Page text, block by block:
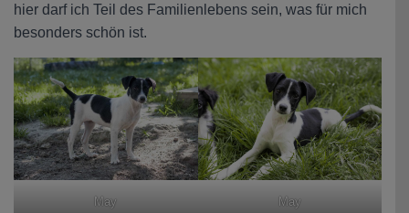
hier darf ich Teil des Familienlebens sein, was für mich
besonders schön ist.
May May